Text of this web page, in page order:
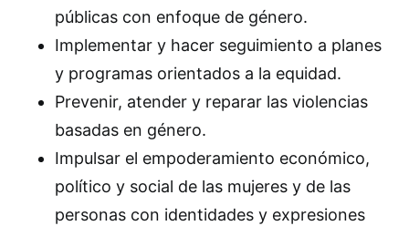
públicas con enfoque de género.
Implementar y hacer seguimiento a planes
y programas orientados a la equidad.
Prevenir, atender y reparar las violencias
basadas en género.
Impulsar el empoderamiento económico,
político y social de las mujeres y de las
personas con identidades y expresiones